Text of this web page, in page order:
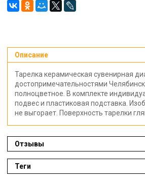
Описание
Тарелка керамическая сувенирная
достопримечательностями
полноцветное. В комплекте
подвес и пластиковая подставка.
не выгорает. Поверхность тарелки
Отзывы
Теги